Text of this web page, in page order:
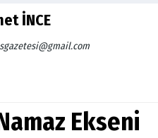
Gazete Manşetleri
Biyografiler
İNCE
Ekseni